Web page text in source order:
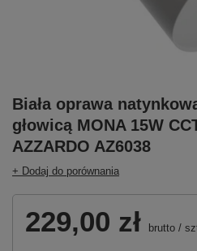
Biała oprawa
głowicą MONA 15W
AZZARDO AZ6038
+ Dodaj do porównania
229,00 zł brutto /